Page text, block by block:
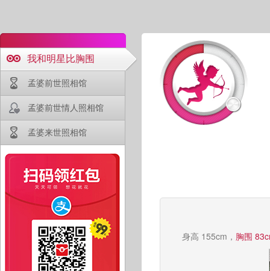
我和明星比胸围
孟婆前世照相馆
孟婆前世情人照相馆
孟婆来世照相馆
身高 155cm， 胸围